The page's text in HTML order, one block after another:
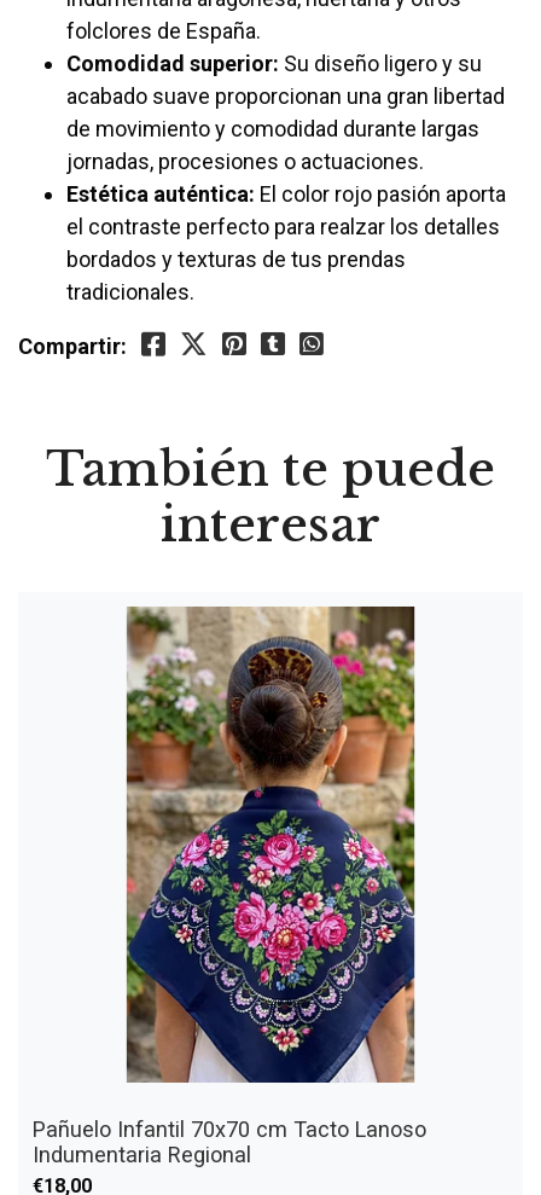
folclores de España.
Comodidad superior: Su diseño ligero y su
acabado suave proporcionan una gran libertad
de movimiento y comodidad durante largas
jornadas, procesiones o actuaciones.
Estética auténtica: El color rojo pasión aporta
el contraste perfecto para realzar los detalles
bordados y texturas de tus prendas
tradicionales.
Compartir:
También te puede
interesar
Pañuelo Infantil 70x70 cm Tacto Lanoso
Indumentaria Regional
€18,00